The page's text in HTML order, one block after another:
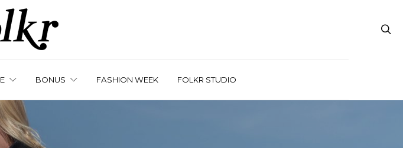
BONUS FASHION WEEK FOLKR STUDIO